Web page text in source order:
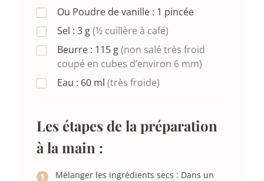
Ou Poudre de vanille : 1 pincée
Sel : 3 g(½ cuillère à café)
Beurre : 115 g(non salé très froid
coupé en cubes d’environ 6 mm)
Eau : 60 ml (très froide)
Les étapes de la préparation
à la main :
Mélanger les ingrédients secs : Dans un